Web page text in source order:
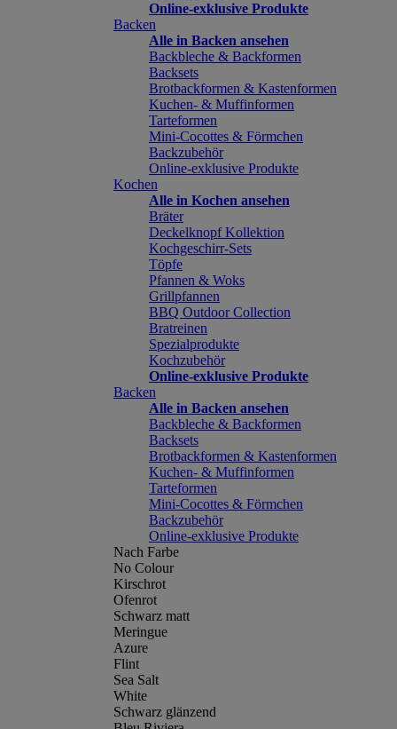
Online-exklusive Produkte
Backen
Alle in Backen ansehen
Backbleche & Backformen
Backsets
Brotbackformen & Kastenformen
Kuchen- & Muffinformen
Tarteformen
Mini-Cocottes & Förmchen
Backzubehör
Online-exklusive Produkte
Kochen
Alle in Kochen ansehen
Bräter
Deckelknopf Kollektion
Kochgeschirr-Sets
Töpfe
Pfannen & Woks
Grillpfannen
BBQ Outdoor Collection
Bratreinen
Spezialprodukte
Kochzubehör
Online-exklusive Produkte
Backen
Alle in Backen ansehen
Backbleche & Backformen
Backsets
Brotbackformen & Kastenformen
Kuchen- & Muffinformen
Tarteformen
Mini-Cocottes & Förmchen
Backzubehör
Online-exklusive Produkte
Nach Farbe
No Colour
Kirschrot
Ofenrot
Schwarz matt
Meringue
Azure
Flint
Sea Salt
White
Schwarz glänzend